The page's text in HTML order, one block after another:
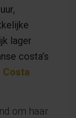
lager
costa’s
Costa
om haar